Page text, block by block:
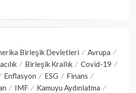
Birleşik Devletleri
Avrupa
Birleşik Krallık
Covid-19
Enflasyon ESG
Finans
IMF
Kamuyu Aydınlatma